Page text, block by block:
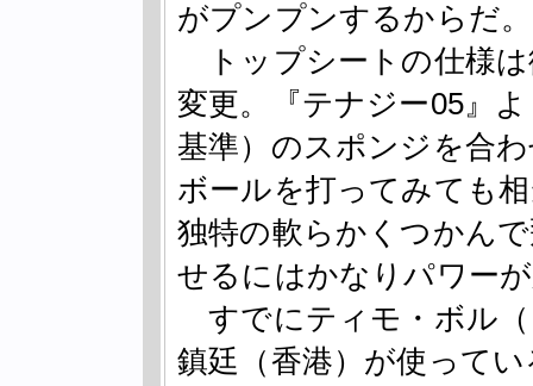
がプンプンするからだ。
トップシートの仕様
変更。『テナジー05』
基準）のスポンジを合
ボールを打ってみても
独特の軟らかくつかん
せるにはかなりパワー
すでにティモ・ボル（
鎮廷（香港）が使って